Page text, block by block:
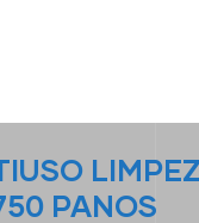
PANOS